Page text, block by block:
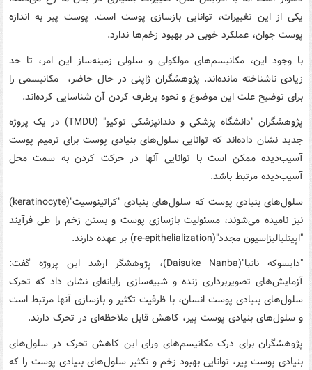
یکی از این تغییرات، توانایی بازسازی پوست است. پوست پیر به اندازه
پوست جوان، عملکرد خوبی در بهبود زخم‌ها ندارد.
با وجود این، مکانیسم‌های مولکولی و سلولی زمینه‌ساز این امر، تا حد
زیادی ناشناخته مانده‌اند. پژوهشگران ژاپنی در حال حاضر، مکانیسمی را
برای توضیح علت این موضوع و نحوه برطرف کردن آن شناسایی کرده‌اند.
پژوهشگران "دانشگاه پزشکی و دندانپزشکی توکیو" (TMDU) در یک پروژه
جدید نشان داده‌اند که توانایی سلول‌های بنیادی پوست برای ترمیم پوست
آسیب‌دیده ممکن است با توانایی آنها در حرکت کردن به سمت محل
آسیب‌دیده مرتبط باشد.
سلول‌های بنیادی پوست که سلول‌های بنیادی "کراتینوسیت"(keratinocyte)
نیز نامیده می‌شوند، مسئولیت بازسازی پوست و بستن زخم را طی فرآیند
"اپیتلیالیزاسیون مجدد"(re-epithelialization) بر عهده دارند.
"دایسوکه نانبا"(Daisuke Nanba)، پژوهشگر ارشد این پروژه گفت:
آزمایش‌های تصویربرداری زنده و شبیه‌سازی رایانه‌ای نشان داد که تحرک
سلول‌های بنیادی پوست انسان، با ظرفیت تکثیر و بازسازی آنها مرتبط است
و سلول‌های بنیادی پوست پیر، کاهش قابل ملاحظه‌ای در تحرک دارند.
پژوهشگران برای درک مکانیسم‌های ورای این کاهش تحرک در سلول‌های
بنیادی پوست پیر، توانایی بهبود زخم و تکثیر سلول‌های بنیادی پوست را که